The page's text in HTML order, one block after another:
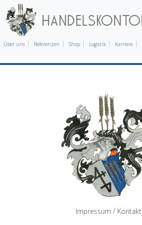
Über uns Referenzen Shop Logistik Karriere
Impressum / Kontakt